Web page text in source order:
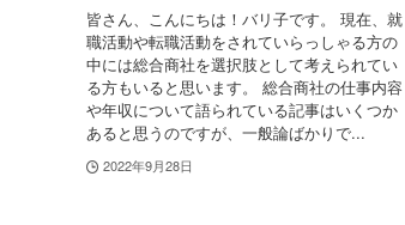
皆さん、こんにちは！バリ子です。 現在、就
職活動や転職活動をされていらっしゃる方の
中には総合商社を選択肢として考えられてい
る方もいると思います。 総合商社の仕事内容
や年収について語られている記事はいくつか
あると思うのですが、一般論ばかりで...
2022年9月28日